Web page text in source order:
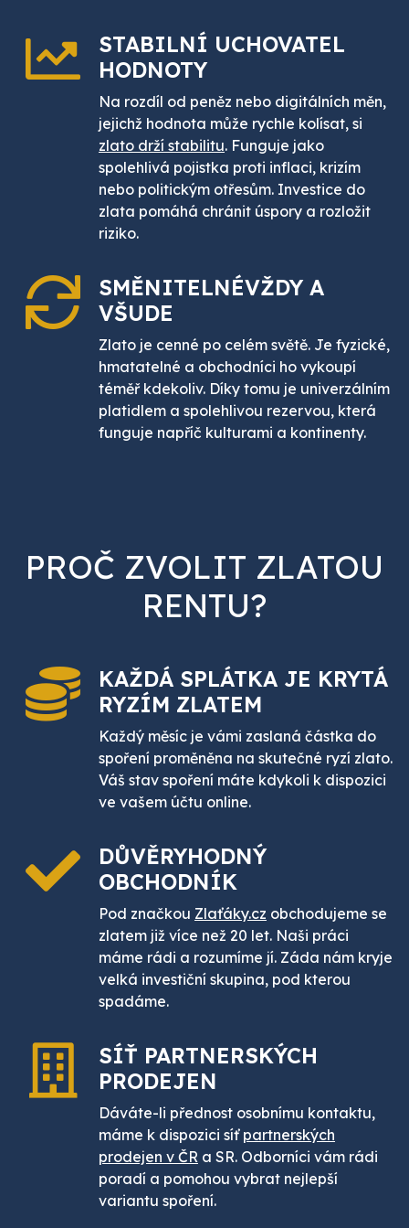
STABILNÍ UCHOVATEL
HODNOTY
Na rozdíl od peněz nebo digitálních měn,
jejichž hodnota může rychle kolísat, si
zlato drží stabilitu. Funguje jako
spolehlivá pojistka proti inflaci, krizím
nebo politickým otřesům. Investice do
zlata pomáhá chránit úspory a rozložit
riziko.
SMĚNITELNÉVŽDY A
VŠUDE
Zlato je cenné po celém světě. Je fyzické,
hmatatelné a obchodníci ho vykoupí
téměř kdekoliv. Díky tomu je univerzálním
platidlem a spolehlivou rezervou, která
funguje napříč kulturami a kontinenty.
PROČ ZVOLIT ZLATOU
RENTU?
KAŽDÁ SPLÁTKA JE KRYTÁ
RYZÍM ZLATEM
Každý měsíc je vámi zaslaná částka do
spoření proměněna na skutečné ryzí zlato.
Váš stav spoření máte kdykoli k dispozici
ve vašem účtu online.
DŮVĚRYHODNÝ
OBCHODNÍK
Pod značkou Zlaťáky.cz obchodujeme se
zlatem již více než 20 let. Naši práci
máme rádi a rozumíme jí. Záda nám kryje
velká investiční skupina, pod kterou
spadáme.
SÍŤ PARTNERSKÝCH
PRODEJEN
Dáváte-li přednost osobnímu kontaktu,
máme k dispozici síť partnerských
prodejen v ČR a SR. Odborníci vám rádi
poradí a pomohou vybrat nejlepší
variantu spoření.